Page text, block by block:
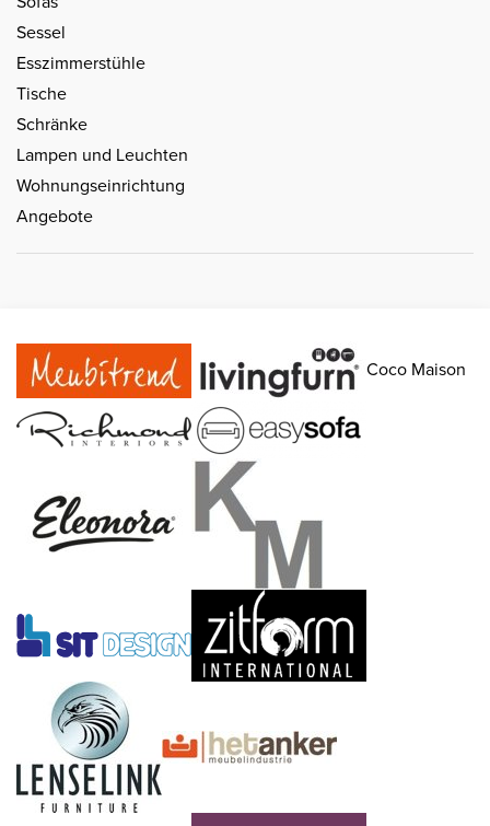
Sessel
Esszimmerstühle
Tische
Schränke
Lampen und Leuchten
Wohnungseinrichtung
Angebote
Coco Maison